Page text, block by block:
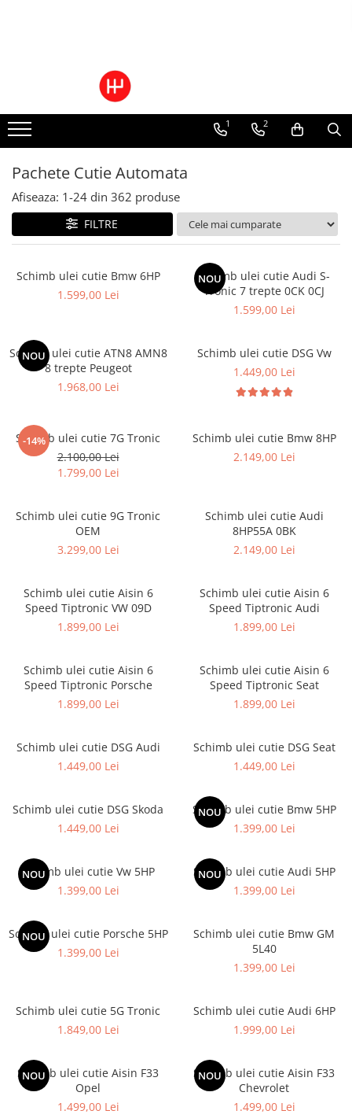
Ulei cutie automata
Filtre cutii automate
1 2
Pachete Cutie Automata
Afiseaza: 1-24 din 362 produse
FILTRE
Schimb ulei cutie Bmw 6HP
1.599,00 Lei
NOU
Schimb ulei cutie Audi S-
Tronic 7 trepte 0CK 0CJ
1.599,00 Lei
NOU
Schimb ulei cutie ATN8 AMN8
8 trepte Peugeot
1.968,00 Lei
Schimb ulei cutie DSG Vw
1.449,00 Lei
-14%
Schimb ulei cutie 7G Tronic
2.100,00 Lei
1.799,00 Lei
Schimb ulei cutie Bmw 8HP
2.149,00 Lei
Schimb ulei cutie 9G Tronic
OEM
3.299,00 Lei
Schimb ulei cutie Audi
8HP55A 0BK
2.149,00 Lei
Schimb ulei cutie Aisin 6
Speed Tiptronic VW 09D
1.899,00 Lei
Schimb ulei cutie Aisin 6
Speed Tiptronic Audi
1.899,00 Lei
Schimb ulei cutie Aisin 6
Speed Tiptronic Porsche
1.899,00 Lei
Schimb ulei cutie Aisin 6
Speed Tiptronic Seat
1.899,00 Lei
Schimb ulei cutie DSG Audi
1.449,00 Lei
Schimb ulei cutie DSG Seat
1.449,00 Lei
Schimb ulei cutie DSG Skoda
1.449,00 Lei
NOU
Schimb ulei cutie Bmw 5HP
1.399,00 Lei
NOU
Schimb ulei cutie Vw 5HP
1.399,00 Lei
NOU
Schimb ulei cutie Audi 5HP
1.399,00 Lei
NOU
Schimb ulei cutie Porsche 5HP
1.399,00 Lei
Schimb ulei cutie Bmw GM
5L40
1.399,00 Lei
Schimb ulei cutie 5G Tronic
1.849,00 Lei
Schimb ulei cutie Audi 6HP
1.999,00 Lei
NOU
Schimb ulei cutie Aisin F33
Opel
1.499,00 Lei
NOU
Schimb ulei cutie Aisin F33
Chevrolet
1.499,00 Lei